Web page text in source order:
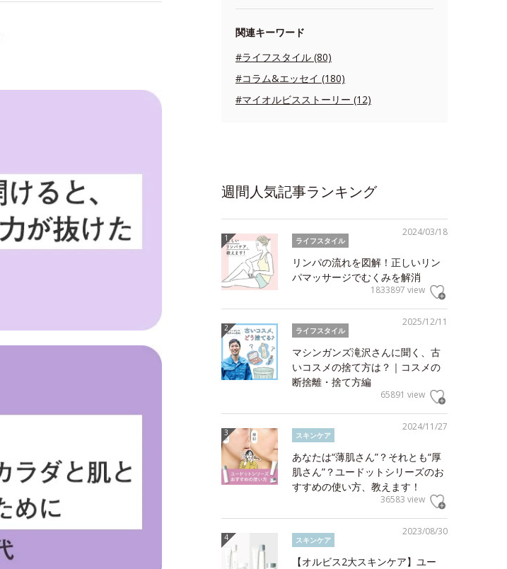
関連キーワード
#ライフスタイル (80)
#コラム&エッセイ (180)
#マイオルビスストーリー (12)
週間人気記事ランキング
2024/03/18
ライフスタイル
リンパの流れを図解！正しいリン
パマッサージでむくみを解消
1833897 view
2025/12/11
ライフスタイル
マシンガンズ滝沢さんに聞く、古
いコスメの捨て方は？｜コスメの
断捨離・捨て方編
65891 view
2024/11/27
スキンケア
あなたは“薄肌さん”？それとも“厚
肌さん”？ユードットシリーズのお
すすめの使い方、教えます！
36583 view
2023/08/30
スキンケア
【オルビス2大スキンケア】ユー